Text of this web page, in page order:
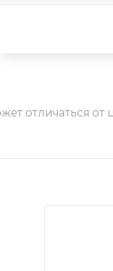
отличаться от